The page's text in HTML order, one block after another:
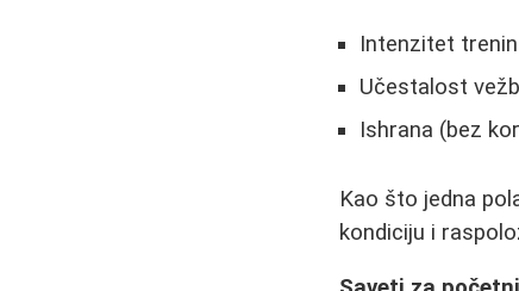
Intenzitet
Učestalost
Ishrana (bez
Kao što jedna
kondiciju i